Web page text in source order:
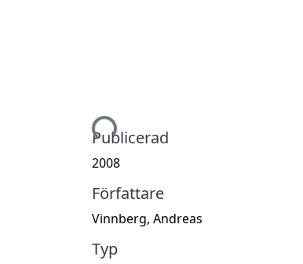
Hämtar...Publicerad
2008
Författare
Vinnberg, Andreas
Typ